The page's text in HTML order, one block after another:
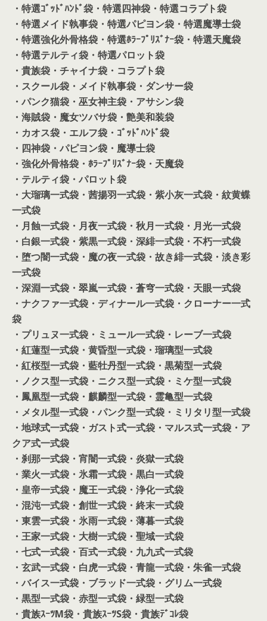
・特選ｺﾞｯﾄﾞﾊﾝﾄﾞ袋 ・特選四神袋 ・特選コラプト袋
・特選メイド執事袋 ・特選パピヨン袋 ・特選魔導士袋
・特選強化外骨格袋 ・特選ﾎﾗｰﾌﾟﾘｽﾞﾅｰ袋 ・特選天魔袋
・特選テルティ袋 ・特選パロット袋
・貴族袋 ・チャイナ袋 ・コラプト袋
・スクール袋 ・メイド執事袋 ・ダンサー袋
・パンク猫袋 ・巫女神主袋 ・アサシン袋
・海賊袋 ・魔女ツバサ袋 ・艶美和装袋
・カオス袋 ・エルフ袋 ・ｺﾞｯﾄﾞﾊﾝﾄﾞ袋
・四神袋 ・パピヨン袋 ・魔導士袋
・強化外骨格袋 ・ﾎﾗｰﾌﾟﾘｽﾞﾅｰ袋 ・天魔袋
・テルティ袋 ・パロット袋
・大瑠璃一式袋 ・茜揚羽一式袋 ・紫小灰一式袋 ・紋黄蝶
一式袋
・月蝕一式袋 ・月夜一式袋 ・秋月一式袋 ・月光一式袋
・白銀一式袋 ・紫黒一式袋 ・深緋一式袋 ・不朽一式袋
・堕つ闇一式袋 ・魔の夜一式袋 ・故き緋一式袋 ・淡き彩
一式袋
・深淵一式袋 ・翠嵐一式袋 ・蒼穹一式袋 ・天眼一式袋
・ナクファ一式袋 ・ディナール一式袋 ・クローナー一式
袋
・プリュヌ一式袋 ・ミュール一式袋 ・レーブ一式袋
・紅蓮型一式袋 ・黄昏型一式袋 ・瑠璃型一式袋
・紅桜型一式袋 ・藍牡丹型一式袋 ・黒菊型一式袋
・ノクス型一式袋 ・ニクス型一式袋 ・ミケ型一式袋
・鳳凰型一式袋 ・麒麟型一式袋 ・霊亀型一式袋
・メタル型一式袋 ・パンク型一式袋 ・ミリタリ型一式袋
・地球式一式袋 ・ガスト式一式袋 ・マルス式一式袋 ・ア
クア式一式袋
・刹那一式袋 ・宵闇一式袋 ・炎獄一式袋
・業火一式袋 ・氷霜一式袋 ・黒白一式袋
・皇帝一式袋 ・魔王一式袋 ・浄化一式袋
・混沌一式袋 ・創世一式袋 ・終末一式袋
・東雲一式袋 ・氷雨一式袋 ・薄暮一式袋
・王家一式袋 ・大樹一式袋 ・聖域一式袋
・七式一式袋 ・百式一式袋 ・九九式一式袋
・玄武一式袋 ・白虎一式袋 ・青龍一式袋 ・朱雀一式袋
・バイス一式袋 ・ブラッド一式袋 ・グリム一式袋
・黒型一式袋 ・赤型一式袋 ・緑型一式袋
・貴族ｽｰﾂM袋 ・貴族ｽｰﾂS袋 ・貴族ﾃﾞｺﾚ袋